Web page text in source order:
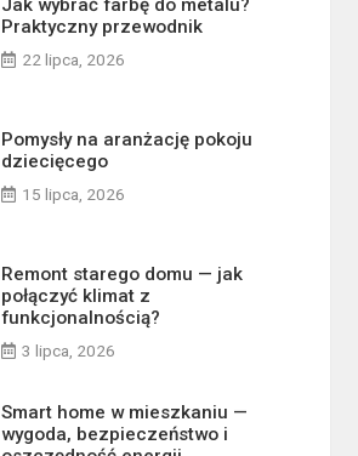
Jak wybrać farbę do metalu?
Praktyczny przewodnik
22 lipca, 2026
Pomysły na aranżację pokoju
dziecięcego
15 lipca, 2026
Remont starego domu — jak
połączyć klimat z
funkcjonalnością?
3 lipca, 2026
Smart home w mieszkaniu —
wygoda, bezpieczeństwo i